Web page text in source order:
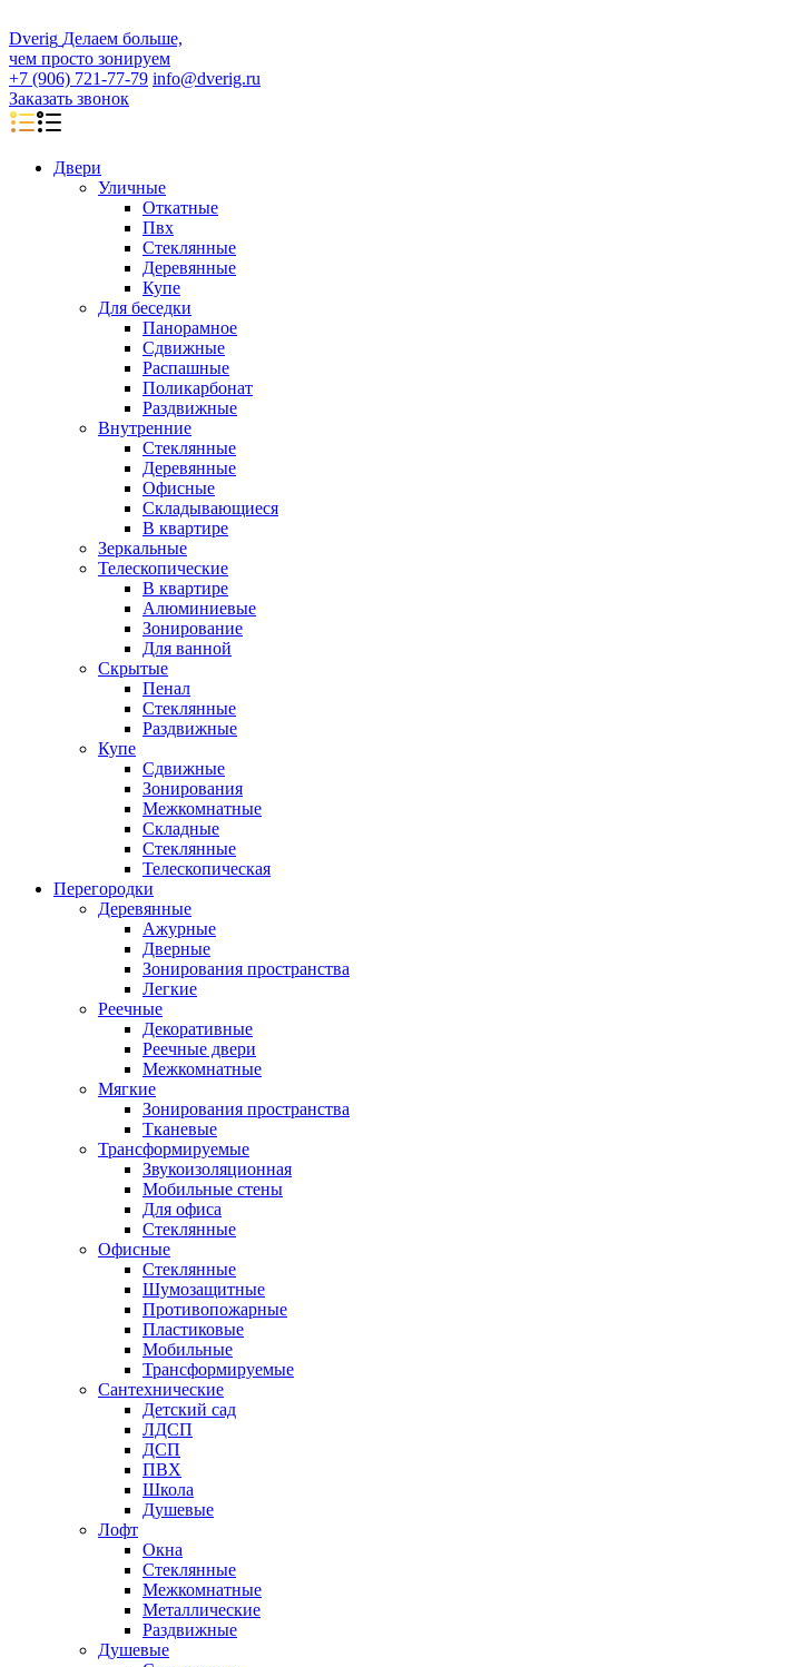
Dverig Делаем больше,
чем просто зонируем
+7 (906) 721-77-79 info@dverig.ru
Заказать звонок
Двери
Уличные
Откатные
Пвх
Стеклянные
Деревянные
Купе
Для беседки
Панорамное
Сдвижные
Распашные
Поликарбонат
Раздвижные
Внутренние
Стеклянные
Деревянные
Офисные
Складывающиеся
В квартире
Зеркальные
Телескопические
В квартире
Алюминиевые
Зонирование
Для ванной
Скрытые
Пенал
Стеклянные
Раздвижные
Купе
Сдвижные
Зонирования
Межкомнатные
Складные
Стеклянные
Телескопическая
Перегородки
Деревянные
Ажурные
Дверные
Зонирования пространства
Легкие
Реечные
Декоративные
Реечные двери
Межкомнатные
Мягкие
Зонирования пространства
Тканевые
Трансформируемые
Звукоизоляционная
Мобильные стены
Для офиса
Стеклянные
Офисные
Стеклянные
Шумозащитные
Противопожарные
Пластиковые
Мобильные
Трансформируемые
Сантехнические
Детский сад
ЛДСП
ДСП
ПВХ
Школа
Душевые
Лофт
Окна
Стеклянные
Межкомнатные
Металлические
Раздвижные
Душевые